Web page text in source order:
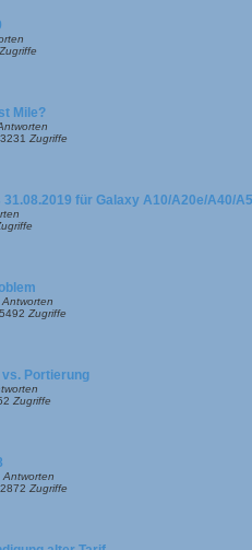
Zugriffe
Mile?
Zugriffe
für Galaxy A10/A20e/A40/
Antworten
Zugriffe
vs. Portierung
Zugriffe
Antworten
Zugriffe